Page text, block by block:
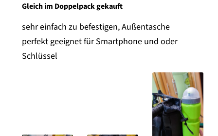
Gleich im Doppelpack gekauft
sehr einfach zu befestigen, Außentasche
perfekt geeignet für Smartphone und oder
Schlüssel